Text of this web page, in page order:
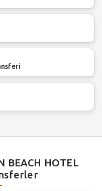
BEACH HOTEL